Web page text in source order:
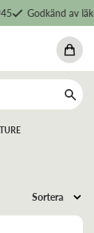
Godkänd av
Sortera